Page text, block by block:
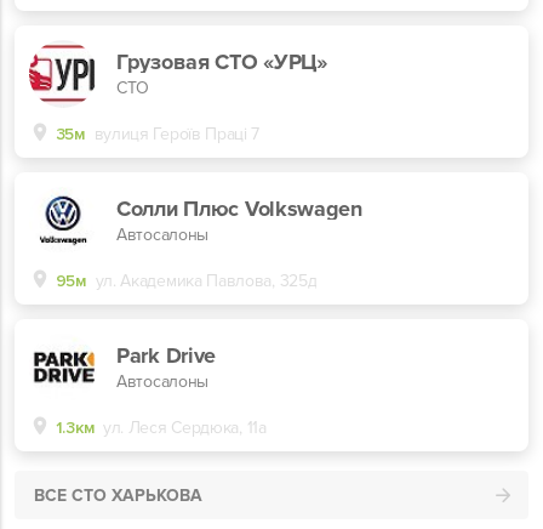
Грузовая СТО «УРЦ»
СТО
35м вулиця Героїв Праці 7
Солли Плюс Volkswagen
Автосалоны
95м ул. Академика Павлова, 325д
Park Drive
Автосалоны
1.3км ул. Леся Сердюка, 11а
ВСЕ СТО ХАРЬКОВА